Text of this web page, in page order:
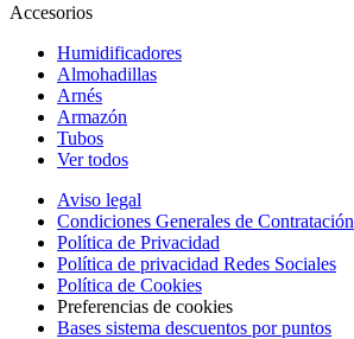
Accesorios
Humidificadores
Almohadillas
Arnés
Armazón
Tubos
Ver todos
Aviso legal
Condiciones Generales de Contratación
Política de Privacidad
Política de privacidad Redes Sociales
Política de Cookies
Preferencias de cookies
Bases sistema descuentos por puntos